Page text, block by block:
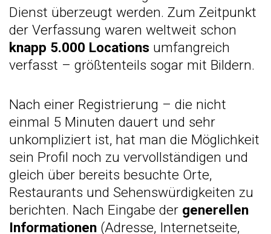
Dienst überzeugt werden. Zum Zeitpunkt
der Verfassung waren weltweit schon
knapp 5.000 Locations umfangreich
verfasst – größtenteils sogar mit Bildern.
Nach einer Registrierung – die nicht
einmal 5 Minuten dauert und sehr
unkompliziert ist, hat man die Möglichkeit
sein Profil noch zu vervollständigen und
gleich über bereits besuchte Orte,
Restaurants und Sehenswürdigkeiten zu
berichten. Nach Eingabe der generellen
Informationen (Adresse, Internetseite,